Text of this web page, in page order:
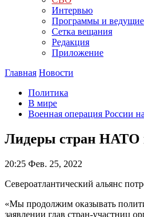
Интервью
Программы и ведущие
Сетка вещания
Редакция
Приложение
Главная Новости
Политика
В мире
Военная операция России
Лидеры стран НАТО
20:25 Фев. 25, 2022
Североатлантический альянс
«Мы продолжим оказывать
заявлении глав стран-участниц